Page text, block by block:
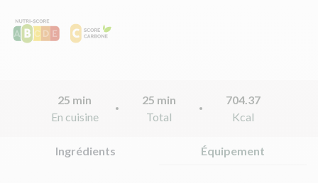
25 min
En cuisine
25 min
Total
704.37
Kcal
Ingrédients Équipement